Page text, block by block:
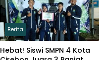
Berita
Hebat! Siswi SMPN 4 Kota